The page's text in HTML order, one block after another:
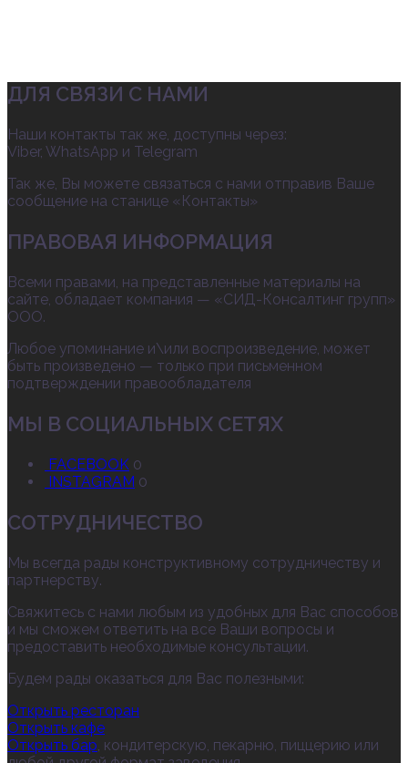
ДЛЯ СВЯЗИ С НАМИ
Наши контакты так же, доступны через:
Viber, WhatsApp и Telegram
Так же, Вы можете связаться с нами отправив Ваше
сообщение на станице «Контакты»
ПРАВОВАЯ ИНФОРМАЦИЯ
Всеми правами, на представленные материалы на
сайте, обладает компания — «СИД-Консалтинг групп»
ООО.
Любое упоминание и\или воспроизведение, может
быть произведено — только при письменном
подтверждении правообладателя
МЫ В СОЦИАЛЬНЫХ СЕТЯХ
FACEBOOK 0
INSTAGRAM 0
СОТРУДНИЧЕСТВО
Мы всегда рады конструктивному сотрудничеству и
партнерству.
Свяжитесь с нами любым из удобных для Вас способов
и мы сможем ответить на все Ваши вопросы и
предоставить необходимые консультации.
Будем рады оказаться для Вас полезными:
Открыть ресторан
Открыть кафе
Открыть бар, кондитерскую, пекарню, пиццерию или